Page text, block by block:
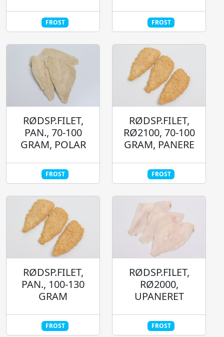
FROST FROST
RØDSP.FILET,
PAN., 70-100
GRAM, POLAR
FROST
RØDSP.FILET,
RØ2100, 70-100
GRAM, PANERE
FROST
RØDSP.FILET,
PAN., 100-130
GRAM
FROST
RØDSP.FILET,
RØ2000,
UPANERET
FROST